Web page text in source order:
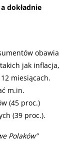
dokładnie
obawia
jak inflacja,
miesiącach.
m.in.
(45 proc.)
(39 proc.).
Polaków”